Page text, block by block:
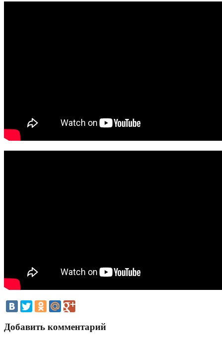
Добавить комментарий